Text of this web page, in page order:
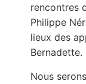
rencontres
Philippe
lieux des
Bernadette.
Nous